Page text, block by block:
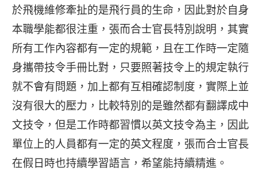
於飛機維修牽扯的是飛行員的生命，因此對於自身
本職學能都很注重，張而合士官長特別說明，其實
所有工作內容都有一定的規範，且在工作時一定隨
身攜帶技令手冊比對，只要照著技令上的規定執行
就不會有問題，加上都有互相確認制度，實際上並
沒有很大的壓力，比較特別的是雖然都有翻譯成中
文技令，但是工作時都習慣以英文技令為主，因此
單位上的人員都有一定的英文程度，張而合士官長
在假日時也持續學習語言，希望能持續精進。